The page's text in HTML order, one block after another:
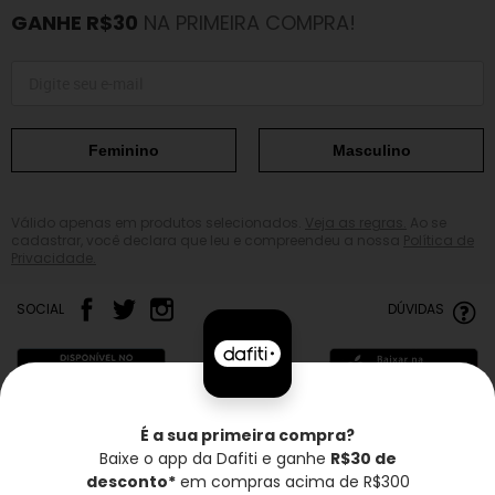
GANHE R$30 NA PRIMEIRA COMPRA!
Feminino Masculino
SOCIAL DÚVIDAS
Frete grátis* Troca grátis Entrega rápida
É a sua primeira compra?
Baixe o app da Dafiti e ganhe R$30 de
desconto*em compras acima de R$300